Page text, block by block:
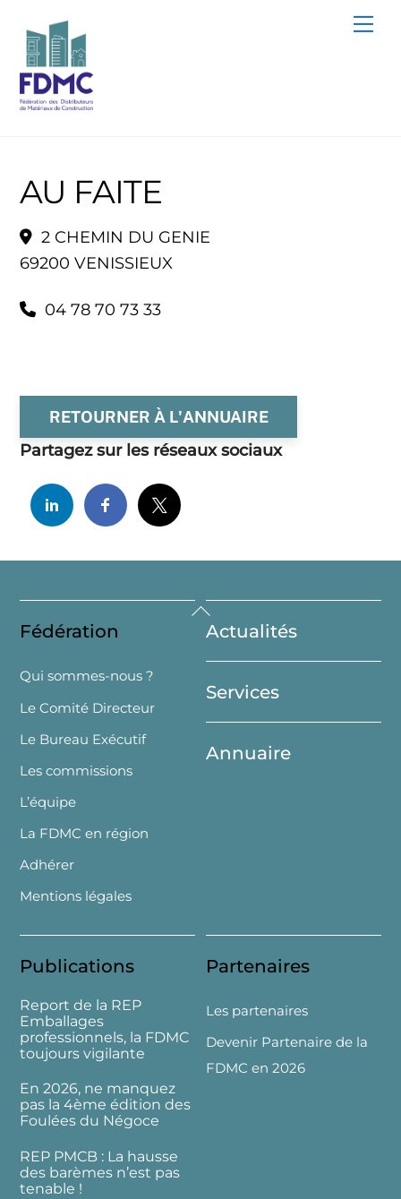
content
AU FAITE
2 CHEMIN DU GENIE
69200 VENISSIEUX
04 78 70 73 33
RETOURNER À L'ANNUAIRE
Partagez sur les réseaux sociaux
Back
To
Top
Fédération
Qui sommes-nous ?
Le Comité Directeur
Le Bureau Exécutif
Les commissions
L’équipe
La FDMC en région
Adhérer
Mentions légales
Actualités
Services
Annuaire
Publications
Report de la REP
Emballages
professionnels, la FDMC
toujours vigilante
En 2026, ne manquez
pas la 4ème édition des
Foulées du Négoce
REP PMCB : La hausse
des barèmes n’est pas
tenable !
Partenaires
Les partenaires
Devenir Partenaire de la
FDMC en 2026